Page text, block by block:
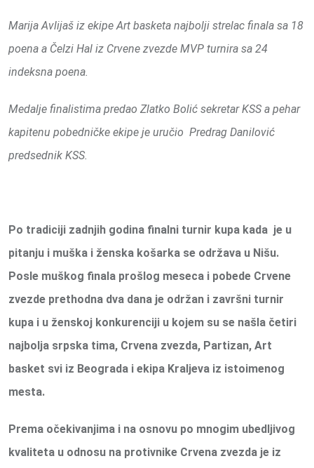
Marija Avlijaš iz ekipe Art basketa najbolji strelac finala sa 18
poena a Čelzi Hal iz Crvene zvezde MVP turnira sa 24
indeksna poena.
Medalje finalistima predao Zlatko Bolić sekretar KSS a pehar
kapitenu pobedničke ekipe je uručio Predrag Danilović
predsednik KSS.
Po tradiciji zadnjih godina finalni turnir kupa kada je u
pitanju i muška i ženska košarka se održava u Nišu.
Posle muškog finala prošlog meseca i pobede Crvene
zvezde prethodna dva dana je održan i završni turnir
kupa i u ženskoj konkurenciji u kojem su se našla četiri
najbolja srpska tima, Crvena zvezda, Partizan, Art
basket svi iz Beograda i ekipa Kraljeva iz istoimenog
mesta.
Prema očekivanjima i na osnovu po mnogim ubedljivog
kvaliteta u odnosu na protivnike Crvena zvezda je iz